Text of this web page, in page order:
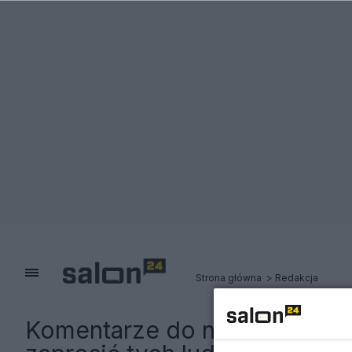
Strona główna Redakcja
Komentarze do notki: